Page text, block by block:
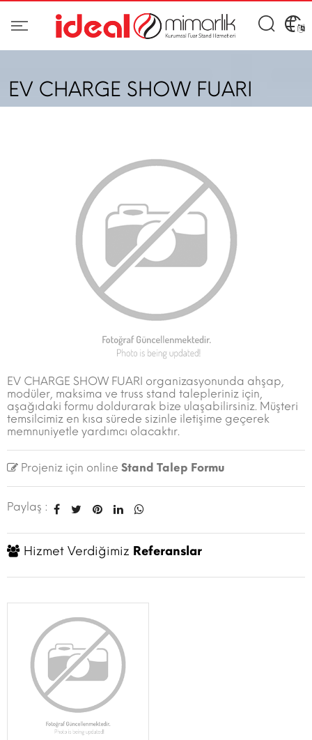
EV CHARGE SHOW FUARI
EV CHARGE SHOW FUARI organizasyonunda ahşap,
modüler, maksima ve truss stand talepleriniz için,
aşağıdaki formu doldurarak bize ulaşabilirsiniz. Müşteri
temsilcimiz en kısa sürede sizinle iletişime geçerek
memnuniyetle yardımcı olacaktır.
Projeniz için online Stand Talep Formu
Paylaş :
Hizmet Verdiğimiz Referanslar